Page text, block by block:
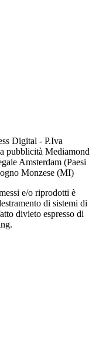
Digital - P.Iva
pubblicità Mediamond
Amsterdam (Paesi
Monzese (MI)
e/o riprodotti è
di sistemi di
divieto espresso di